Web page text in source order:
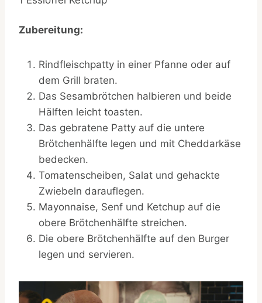
Zubereitung:
Rindfleischpatty in einer Pfanne oder auf
dem Grill braten.
Das Sesambrötchen halbieren und beide
Hälften leicht toasten.
Das gebratene Patty auf die untere
Brötchenhälfte legen und mit Cheddarkäse
bedecken.
Tomatenscheiben, Salat und gehackte
Zwiebeln darauflegen.
Mayonnaise, Senf und Ketchup auf die
obere Brötchenhälfte streichen.
Die obere Brötchenhälfte auf den Burger
legen und servieren.